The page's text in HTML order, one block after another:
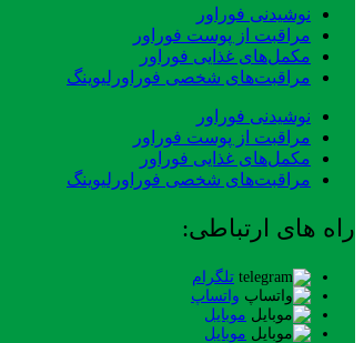
نوشیدنی فوراور
مراقبت از پوست فوراور
مکمل‌های غذایی فوراور
مراقبت‌های شخصی فوراورلیوینگ
نوشیدنی فوراور
مراقبت از پوست فوراور
مکمل‌های غذایی فوراور
مراقبت‌های شخصی فوراورلیوینگ
راه های ارتباطی:
تلگرام
واتساپ
موبایل
موبایل